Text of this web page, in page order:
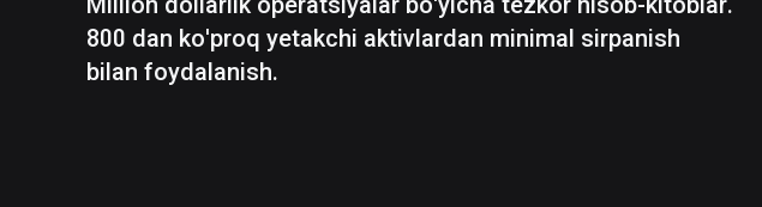
800 dan ko'proq yetakchi aktivlardan minimal sirpanish
bilan foydalanish.